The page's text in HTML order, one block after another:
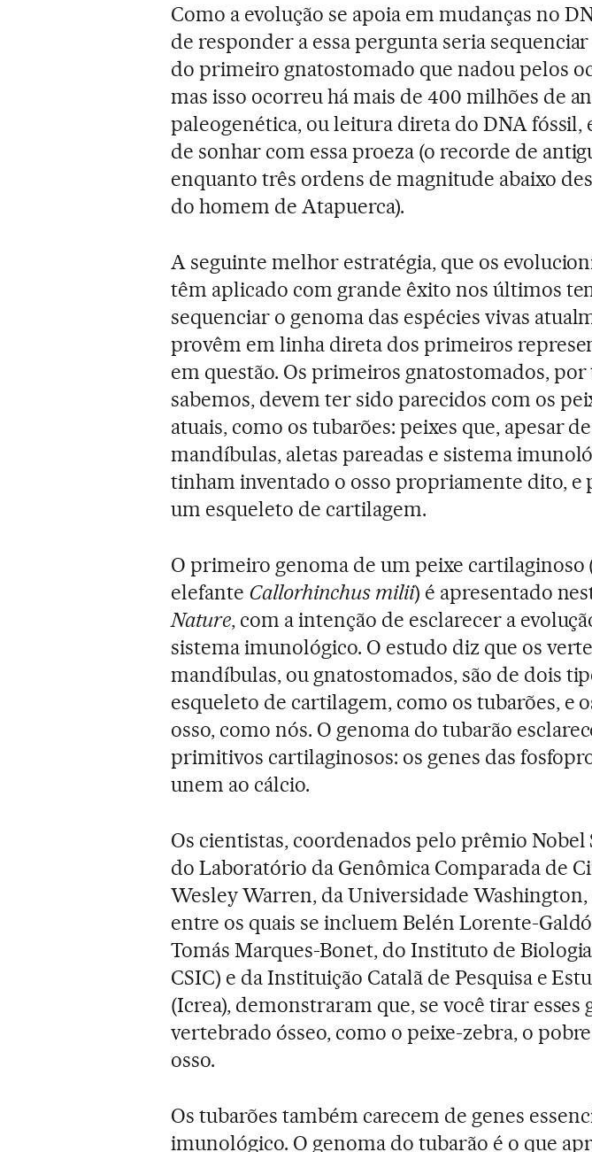
Como a evolução se apoia em mudanças no
de responder a essa pergunta seria
do primeiro gnatostomado que nadou pelos
mas isso ocorreu há mais de 400 milhões de
paleogenética, ou leitura direta do DNA fóssil,
de sonhar com essa proeza (o recorde de
enquanto três ordens de magnitude abaixo
do homem de Atapuerca).
A seguinte melhor estratégia, que os
têm aplicado com grande êxito nos últimos
sequenciar o genoma das espécies vivas
provêm em linha direta dos primeiros
em questão. Os primeiros gnatostomados, por
sabemos, devem ter sido parecidos com os
atuais, como os tubarões: peixes que, apesar
mandíbulas, aletas pareadas e sistema
tinham inventado o osso propriamente dito, e
um esqueleto de cartilagem.
O primeiro genoma de um peixe cartilaginoso
elefante Callorhinchus milii) é apresentado
Nature, com a intenção de esclarecer a
sistema imunológico. O estudo diz que os
mandíbulas, ou gnatostomados, são de dois
esqueleto de cartilagem, como os tubarões, e
osso, como nós. O genoma do tubarão
primitivos cartilaginosos: os genes das
unem ao cálcio.
Os cientistas, coordenados pelo prêmio Nobel
do Laboratório da Genômica Comparada de
Wesley Warren, da Universidade Washington,
entre os quais se incluem Belén Lorente-
Tomás Marques-Bonet, do Instituto de
CSIC) e da Instituição Catalã de Pesquisa e
(Icrea), demonstraram que, se você tirar esses
vertebrado ósseo, como o peixe-zebra, o
osso.
Os tubarões também carecem de genes
imunológico. O genoma do tubarão é o que